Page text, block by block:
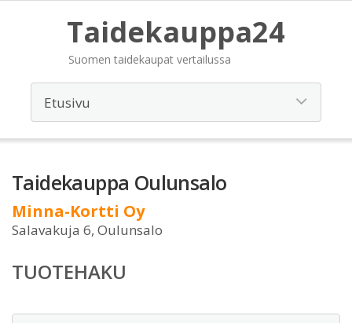
Taidekauppa24
Suomen taidekaupat vertailussa
Taidekauppa Oulunsalo
Minna-Kortti Oy
Salavakuja 6, Oulunsalo
TUOTEHAKU